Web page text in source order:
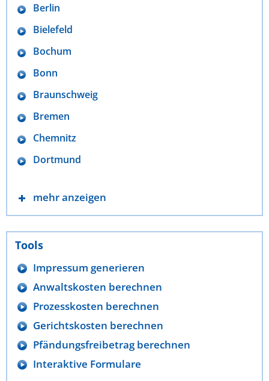
Berlin
Bielefeld
Bochum
Bonn
Braunschweig
Bremen
Chemnitz
Dortmund
mehr anzeigen
Tools
Impressum generieren
Anwaltskosten berechnen
Prozesskosten berechnen
Gerichtskosten berechnen
Pfändungsfreibetrag berechnen
Interaktive Formulare